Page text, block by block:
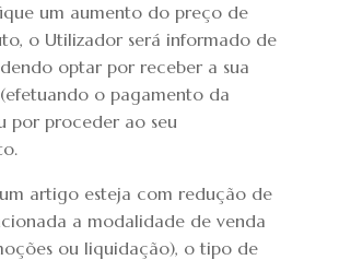
um aumento do preço de
o Utilizador será informado de
optar por receber a sua
o pagamento da
por proceder ao seu
artigo esteja com redução de
a modalidade de venda
ou liquidação), o tipo de